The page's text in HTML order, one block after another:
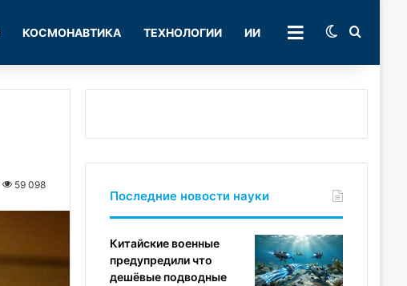
КОСМОНАВТИКА ТЕХНОЛОГИИ ИИ РУБРИКИSwitch skin
59 098
Последние новости науки
Китайские военные
предупредили что
дешёвые подводные